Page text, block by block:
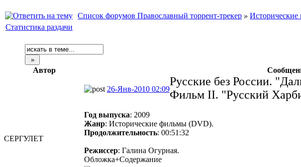
Список форумов Православный торрент-трекер »
Статистика раздачи
Автор
СЕРГУЛЕТ
26-Янв-2010 02:09
Русские без России.
Фильм II. "Русский
Год выпуска: 2009
Жанр: Исторические фильмы (DVD).
Продолжительность: 00:51:32
Режиссер: Галина Огурная.
Обложка+Содержание